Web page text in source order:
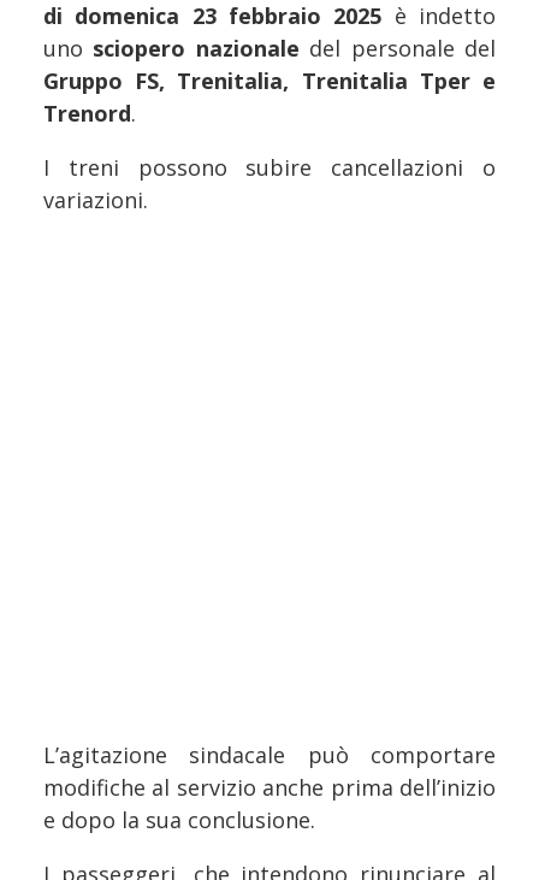
di domenica 23 febbraio 2025 è indetto
uno sciopero nazionale del personale del
Gruppo FS, Trenitalia, Trenitalia Tper e
Trenord.
I treni possono subire cancellazioni o
variazioni.
L’agitazione sindacale può comportare
modifiche al servizio anche prima dell’inizio
e dopo la sua conclusione.